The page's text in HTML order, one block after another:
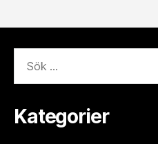
efter:
Kategorier